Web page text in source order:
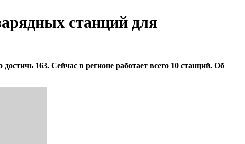
станций для
163. Сейчас в регионе работает всего 10 станций. Об